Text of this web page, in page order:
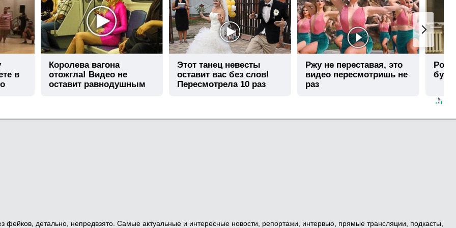
в
Королева вагона
отожгла! Видео не
оставит равнодушным
Этот танец невесты
оставит вас без слов!
Пересмотрела 10 раз
Ржу не переставая, это
видео пересмотришь не
раз
фейков, детально, непредвзято. Самые актуальные и интересные новости, репортажи, интервью, прямые трансляции, подкасты,